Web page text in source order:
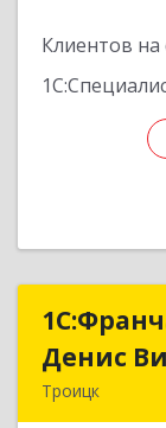
Клиентов
Денис
Троицк